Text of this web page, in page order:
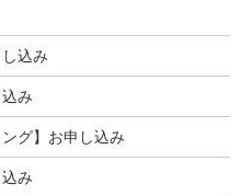
込み
み
グ】お申し込み
み